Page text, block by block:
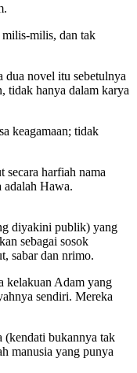
milis, dan tak
novel itu sebetulnya
tidak hanya dalam karya
keagamaan; tidak
secara harfiah nama
adalah Hawa.
diyakini publik) yang
sebagai sosok
sabar dan nrimo.
kelakuan Adam yang
sendiri. Mereka
(kendati bukannya tak
manusia yang punya